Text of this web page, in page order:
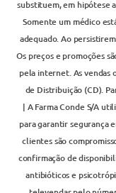
substituem, em hipótese
Somente um médico
adequado. Ao
Os preços e promoções
pela internet. As vendas
de Distribuição (CD).
| A Farma Conde S/A
para garantir segurança
clientes são
confirmação de
antibióticos e